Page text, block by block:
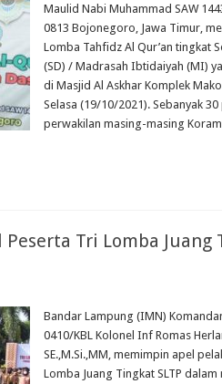
Maulid Nabi Muhammad SAW
0813 Bojonegoro, Jawa Timur,
Lomba Tahfidz Al Qur’an tingkat
(SD) / Madrasah Ibtidaiyah (MI)
di Masjid Al Askhar Komplek
Selasa (19/10/2021). Sebanyak
perwakilan masing-masing
Tri Lomba Juang
Bandar Lampung (IMN)
0410/KBL Kolonel Inf Romas
SE.,M.Si.,MM, memimpin apel
Lomba Juang Tingkat SLTP dalam